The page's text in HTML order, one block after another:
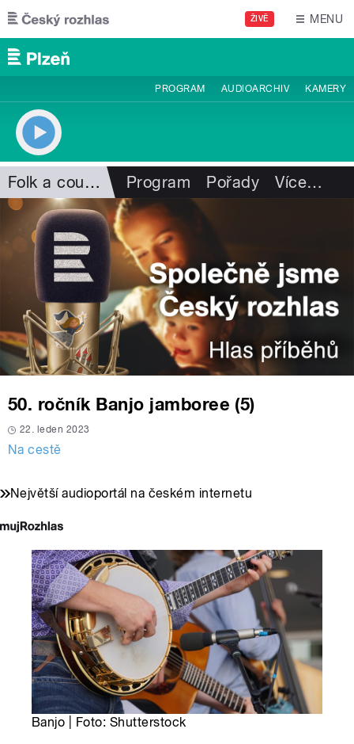
Přejít k hlavnímu obsahu
ŽIVĚ MENU
PROGRAM AUDIOARCHIV KAMERY
Folk a country Program Pořady Více…
50. ročník Banjo jamboree (5)
22. leden 2023
Na cestě
Největší audioportál na českém internetu
Banjo | Foto: Shutterstock